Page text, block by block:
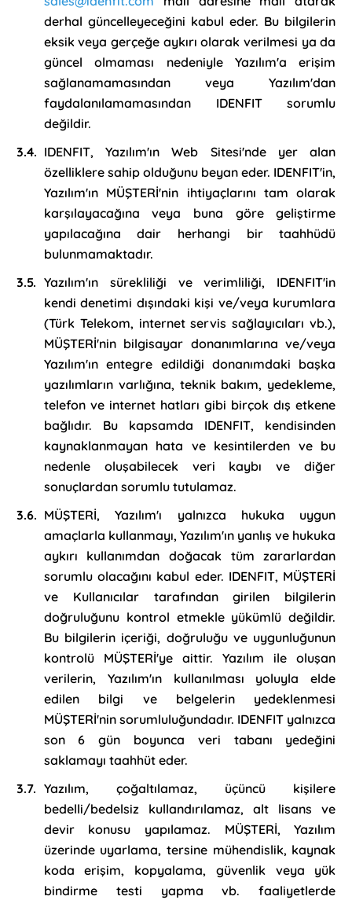
derhal güncelleyeceğini kabul eder. Bu bilgilerin
eksik veya gerçeğe aykırı olarak verilmesi ya da
güncel olmaması nedeniyle Yazılım'a erişim
sağlanamamasından veya Yazılım'dan
faydalanılamamasından IDENFIT sorumlu
değildir.
IDENFIT, Yazılım'ın Web Sitesi'nde yer alan
özelliklere sahip olduğunu beyan eder. IDENFIT'in,
Yazılım'ın MÜŞTERİ'nin ihtiyaçlarını tam olarak
karşılayacağına veya buna göre geliştirme
yapılacağına dair herhangi bir taahhüdü
bulunmamaktadır.
Yazılım'ın sürekliliği ve verimliliği, IDENFIT'in
kendi denetimi dışındaki kişi ve/veya kurumlara
(Türk Telekom, internet servis sağlayıcıları vb.),
MÜŞTERİ'nin bilgisayar donanımlarına ve/veya
Yazılım'ın entegre edildiği donanımdaki başka
yazılımların varlığına, teknik bakım, yedekleme,
telefon ve internet hatları gibi birçok dış etkene
bağlıdır. Bu kapsamda IDENFIT, kendisinden
kaynaklanmayan hata ve kesintilerden ve bu
nedenle oluşabilecek veri kaybı ve diğer
sonuçlardan sorumlu tutulamaz.
MÜŞTERİ, Yazılım'ı yalnızca hukuka uygun
amaçlarla kullanmayı, Yazılım'ın yanlış ve hukuka
aykırı kullanımdan doğacak tüm zararlardan
sorumlu olacağını kabul eder. IDENFIT, MÜŞTERİ
ve Kullanıcılar tarafından girilen bilgilerin
doğruluğunu kontrol etmekle yükümlü değildir.
Bu bilgilerin içeriği, doğruluğu ve uygunluğunun
kontrolü MÜŞTERİ'ye aittir. Yazılım ile oluşan
verilerin, Yazılım'ın kullanılması yoluyla elde
edilen bilgi ve belgelerin yedeklenmesi
MÜŞTERİ'nin sorumluluğundadır. IDENFIT yalnızca
son 6 gün boyunca veri tabanı yedeğini
saklamayı taahhüt eder.
Yazılım, çoğaltılamaz, üçüncü kişilere
bedelli/bedelsiz kullandırılamaz, alt lisans ve
devir konusu yapılamaz. MÜŞTERİ, Yazılım
üzerinde uyarlama, tersine mühendislik, kaynak
koda erişim, kopyalama, güvenlik veya yük
bindirme testi yapma vb. faaliyetlerde